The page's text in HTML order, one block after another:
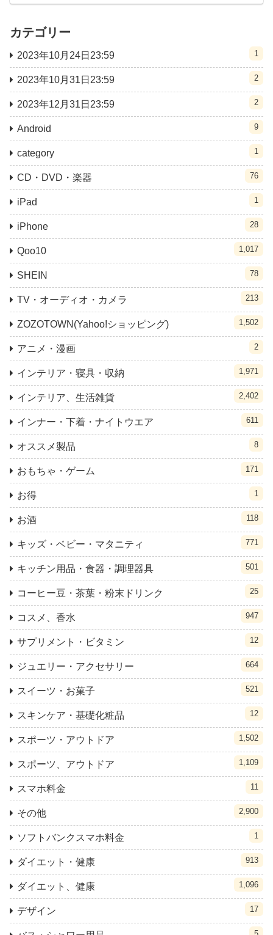
カテゴリー
2023年10月24日23:59 1
2023年10月31日23:59 2
2023年12月31日23:59 2
Android 9
category 1
CD・DVD・楽器 76
iPad 1
iPhone 28
Qoo10 1,017
SHEIN 78
TV・オーディオ・カメラ 213
ZOZOTOWN(Yahoo!ショッピング) 1,502
アニメ・漫画 2
インテリア・寝具・収納 1,971
インテリア、生活雑貨 2,402
インナー・下着・ナイトウエア 611
オススメ製品 8
おもちゃ・ゲーム 171
お得 1
お酒 118
キッズ・ベビー・マタニティ 771
キッチン用品・食器・調理器具 501
コーヒー豆・茶葉・粉末ドリンク 25
コスメ、香水 947
サプリメント・ビタミン 12
ジュエリー・アクセサリー 664
スイーツ・お菓子 521
スキンケア・基礎化粧品 12
スポーツ・アウトドア 1,502
スポーツ、アウトドア 1,109
スマホ料金 11
その他 2,900
ソフトバンクスマホ料金 1
ダイエット・健康 913
ダイエット、健康 1,096
デザイン 17